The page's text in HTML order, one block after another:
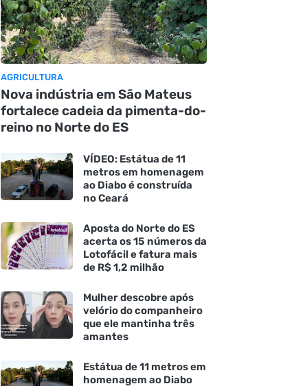
AGRICULTURA
Nova indústria em São Mateus
fortalece cadeia da pimenta-do-
reino no Norte do ES
VÍDEO: Estátua de 11
metros em homenagem
ao Diabo é construída
no Ceará
Aposta do Norte do ES
acerta os 15 números da
Lotofácil e fatura mais
de R$ 1,2 milhão
Mulher descobre após
velório do companheiro
que ele mantinha três
amantes
Estátua de 11 metros em
homenagem ao Diabo